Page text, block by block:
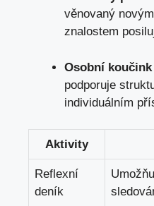
věnovaný
znalostem
Osobní koučink
podporuje
individuálním
Aktivity
Reflexní
deník